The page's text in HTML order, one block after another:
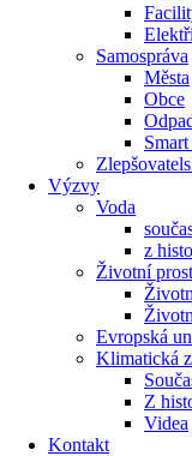
Samospráva
Města
Obce
Výzvy
Voda
z
Životní
Evropská
Klimatická
Z
Videa
Kontakt